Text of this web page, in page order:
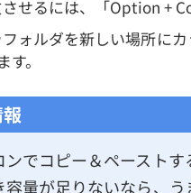
せるには、「Option +
ォルダを新しい場所に
。
ンでコピー＆ペースト
容量が足りないなら、